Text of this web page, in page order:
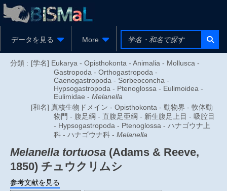
データを見る More
分類 : [学名] Eukarya - Opisthokonta - Animalia - Mollusca -
Gastropoda - Orthogastropoda -
Caenogastropoda - Sorbeoconcha -
Hypsogastropoda - Ptenoglossa - Eulimoidea -
Eulimidae - Melanella
[和名] 真核生物ドメイン - Opisthokonta - 動物界 - 軟体動
物門 - 腹足綱 - 直腹足亜綱 - 新生腹足上目 - 吸腔目
- Hypsogastropoda - Ptenoglossa - ハナゴウナ上
科 - ハナゴウナ科 - Melanella
Melanella tortuosa (Adams & Reeve,
1850) チュウクリムシ
参考文献を見る